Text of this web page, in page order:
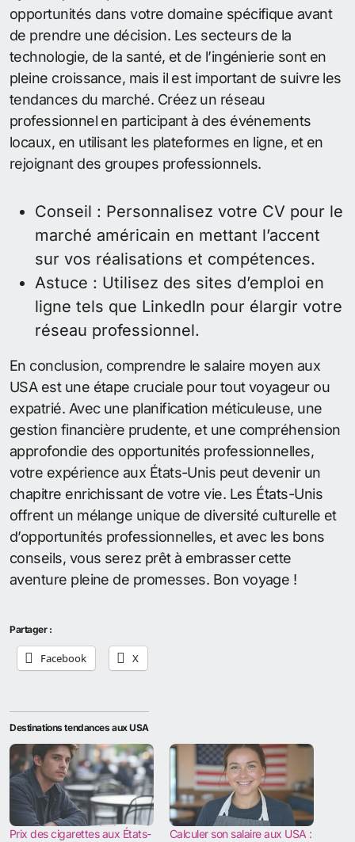
opportunités dans votre domaine spécifique avant
de prendre une décision. Les secteurs de la
technologie, de la santé, et de l’ingénierie sont en
pleine croissance, mais il est important de suivre les
tendances du marché. Créez un réseau
professionnel en participant à des événements
locaux, en utilisant les plateformes en ligne, et en
rejoignant des groupes professionnels.
Conseil : Personnalisez votre CV pour le
marché américain en mettant l’accent
sur vos réalisations et compétences.
Astuce : Utilisez des sites d’emploi en
ligne tels que LinkedIn pour élargir votre
réseau professionnel.
En conclusion, comprendre le salaire moyen aux
USA est une étape cruciale pour tout voyageur ou
expatrié. Avec une planification méticuleuse, une
gestion financière prudente, et une compréhension
approfondie des opportunités professionnelles,
votre expérience aux États-Unis peut devenir un
chapitre enrichissant de votre vie. Les États-Unis
offrent un mélange unique de diversité culturelle et
d’opportunités professionnelles, et avec les bons
conseils, vous serez prêt à embrasser cette
aventure pleine de promesses. Bon voyage !
Partager :
Facebook X
Destinations tendances aux USA
Prix des cigarettes aux États-
Calculer son salaire aux USA :